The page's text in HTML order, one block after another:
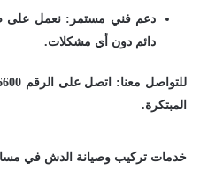
دعم فني مستمر: نعمل على
دائم دون أي مشكلات.
المبتكرة.
خدمات تركيب وصيانة الدش في